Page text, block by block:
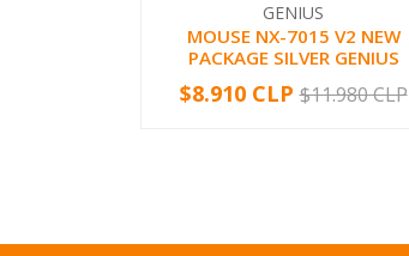
GENIUS
MOUSE NX-7015 V2 NEW
PACKAGE SILVER GENIUS
+
$8.910 CLP $11.980 CLP